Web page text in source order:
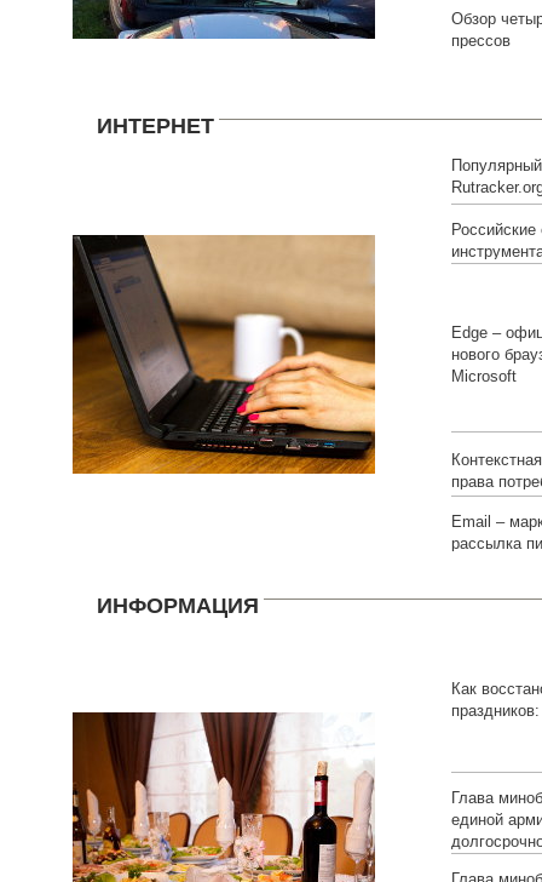
Обзор
прессов
ИНТЕРНЕТ
Популярный
Edge –
нового
Microsoft
права
Email –
рассылка
ИНФОРМАЦИЯ
Как
Глава
единой